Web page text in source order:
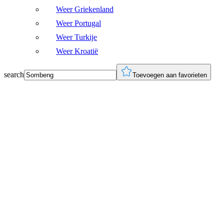
Weer Griekenland
Weer Portugal
Weer Turkije
Weer Kroatië
search Toevoegen aan favorieten